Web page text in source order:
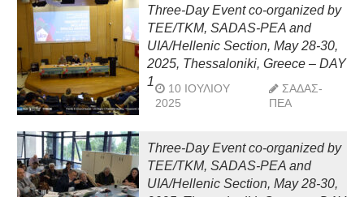
Three-Day Event co-organized by
TEE/TKM, SADAS-PEA and
UIA/Hellenic Section, May 28-30,
2025, Thessaloniki, Greece – DAY
1
10 ΙΟΥΛΊΟΥ
2025
ΣΑΔΑΣ-
ΠΕΑ
Three-Day Event co-organized by
TEE/TKM, SADAS-PEA and
UIA/Hellenic Section, May 28-30,